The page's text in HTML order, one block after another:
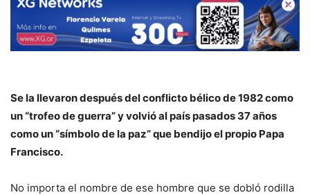
Se la llevaron después del conflicto bélico de 1982 como
un “trofeo de guerra” y volvió al país pasados 37 años
como un “símbolo de la paz” que bendijo el propio Papa
Francisco.
No importa el nombre de ese hombre que se dobló rodilla